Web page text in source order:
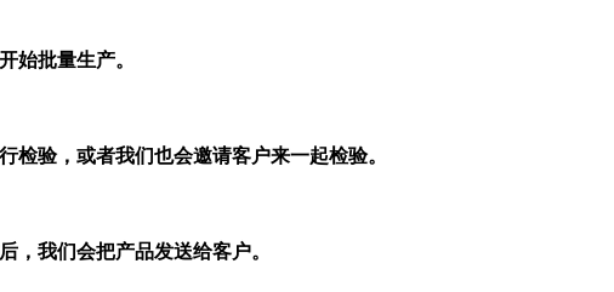
始批量生产。
检验，或者我们也会邀请客户来一起检验。
，我们会把产品发送给客户。